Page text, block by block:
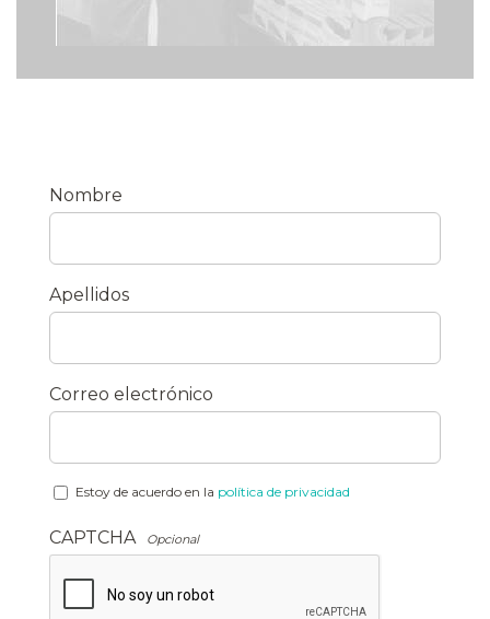
Nombre
Apellidos
Correo electrónico
Estoy de acuerdo en la política de privacidad
CAPTCHA